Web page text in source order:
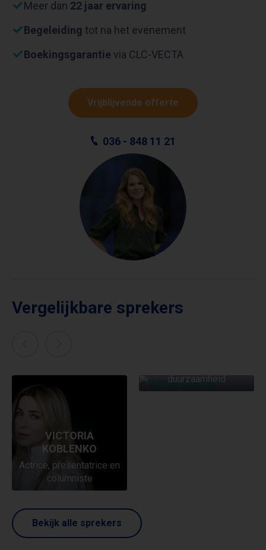
Meer dan 22 jaar ervaring
Begeleiding tot na het evenement
Boekingsgarantie via CLC-VECTA
Vrijblijvende offerte
036 - 848 11 21
Vergelijkbare sprekers
VICTORIA
KOBLENKO
Actrice, presentatrice en
columniste
duurzaamheid
Bekijk alle sprekers